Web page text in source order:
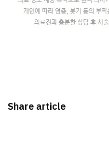
Share article